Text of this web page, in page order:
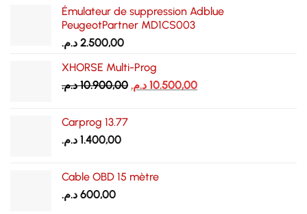
Émulateur de suppression Adblue
PeugeotPartner MD1CS003
2.500,00 د.م.
XHORSE Multi-Prog
10.900,00 د.م.
Le
10.500,00 د.م.
Le
Carprog 13.77
1.400,00 د.م.
Cable OBD 15 mètre
600,00 د.م.